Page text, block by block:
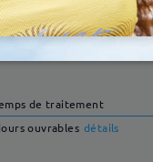
de traitement
ouvrables détails